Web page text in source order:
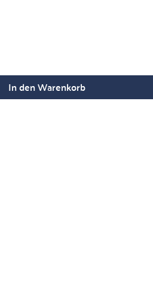
Wert ein
In den Warenkorb